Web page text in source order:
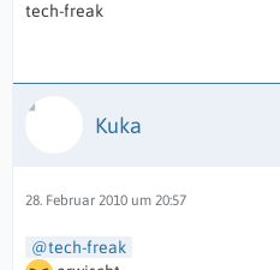
tech-freak
Kuka
28. Februar 2010 um 20:57
tech-freak